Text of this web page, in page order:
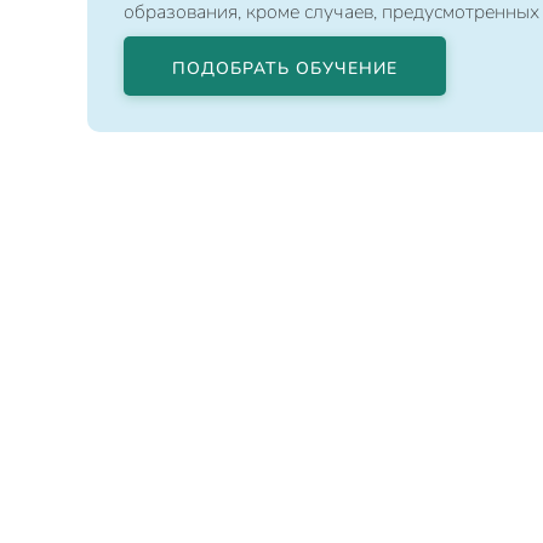
образования, кроме случаев,
ПОДОБРАТЬ ОБУЧЕНИЕ